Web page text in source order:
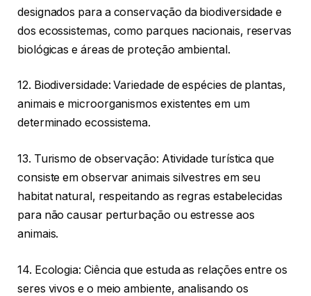
designados para a conservação da biodiversidade e
dos ecossistemas, como parques nacionais, reservas
biológicas e áreas de proteção ambiental.
12. Biodiversidade: Variedade de espécies de plantas,
animais e microorganismos existentes em um
determinado ecossistema.
13. Turismo de observação: Atividade turística que
consiste em observar animais silvestres em seu
habitat natural, respeitando as regras estabelecidas
para não causar perturbação ou estresse aos
animais.
14. Ecologia: Ciência que estuda as relações entre os
seres vivos e o meio ambiente, analisando os